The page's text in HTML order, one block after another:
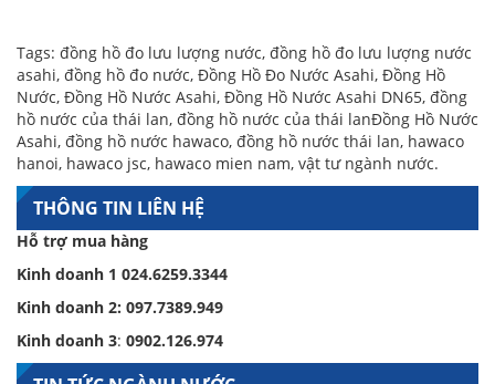
Tags: đồng hồ đo lưu lượng nước, đồng hồ đo lưu lượng nước
asahi, đồng hồ đo nước, Đồng Hồ Đo Nước Asahi, Đồng Hồ
Nước, Đồng Hồ Nước Asahi, Đồng Hồ Nước Asahi DN65, đồng
hồ nước của thái lan, đồng hồ nước của thái lanĐồng Hồ Nước
Asahi, đồng hồ nước hawaco, đồng hồ nước thái lan, hawaco
hanoi, hawaco jsc, hawaco mien nam, vật tư ngành nước.
THÔNG TIN LIÊN HỆ
Hỗ trợ mua hàng
Kinh doanh 1 024.6259.3344
Kinh doanh 2: 097.7389.949
Kinh doanh 3: 0902.126.974